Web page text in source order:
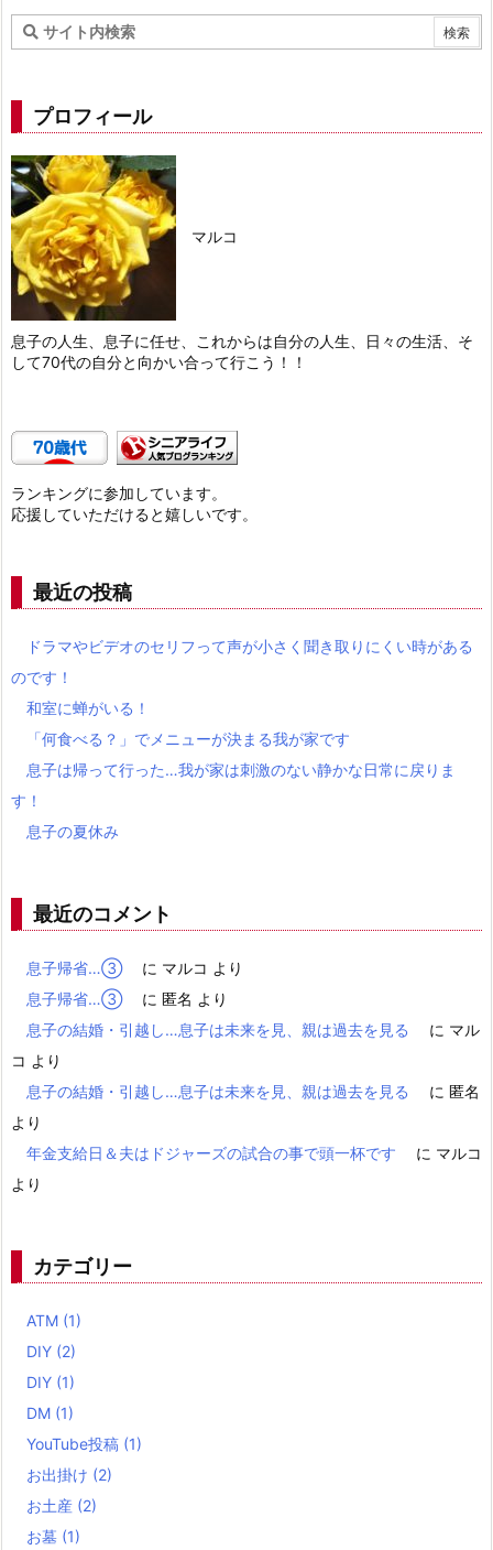
プロフィール
マルコ
息子の人生、息子に任せ、これからは自分の人生、日々の生活、そ
して70代の自分と向かい合って行こう！！
ランキングに参加しています。
応援していただけると嬉しいです。
最近の投稿
ドラマやビデオのセリフって声が小さく聞き取りにくい時がある
のです！
和室に蝉がいる！
「何食べる？」でメニューが決まる我が家です
息子は帰って行った…我が家は刺激のない静かな日常に戻りま
す！
息子の夏休み
最近のコメント
息子帰省…③ に マルコ より
息子帰省…③
に 匿名 より
息子の結婚・引越し…息子は未来を見、親は過去を見る
に マル
コ より
息子の結婚・引越し…息子は未来を見、親は過去を見る
に 匿名
より
年金支給日＆夫はドジャーズの試合の事で頭一杯です
に マルコ
より
カテゴリー
ATM (1)
DIY (2)
DIY (1)
DM (1)
YouTube投稿 (1)
お出掛け (2)
お土産 (2)
お墓 (1)